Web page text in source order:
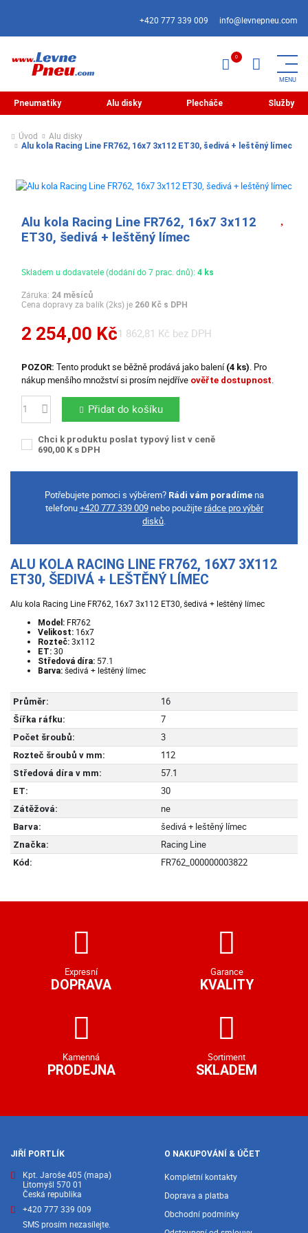
+420 777 339 009 info@levnepneu.com
Pneumatiky Alu disky Plecháče Služby
Úvod Alu disky
Alu kola Racing Line FR762, 16x7 3x112 ET30, šedivá + leštěný límec
Alu kola Racing Line FR762, 16x7 3x112
ET30, šedivá + leštěný límec
Skladem u dodavatele (dodání do 7 prac. dnů):4 ks
Záruka: 24 měsíců
Cena dopravy za balík (2ks) je 260 Kč s DPH
2 254,00 Kč1 862,81 Kč bez DPH
POZOR: Tento produkt se běžně prodává jako balení (4 ks). Pro
nákup menšího množství si prosím nejdříve ověřte dostupnost.
Počet Přidat do košíku
Chci k produktu poslat typový list v ceně
690,00 K s DPH
Potřebujete pomoci s výběrem? Rádi vám poradímena
telefonu+420 777 339 009nebo použijte rádce pro výběr
disků
ALU KOLA RACING LINE FR762, 16X7 3X112
ET30, ŠEDIVÁ + LEŠTĚNÝ LÍMEC
Alu kola Racing Line FR762, 16x7 3x112 ET30, šedivá + leštěný límec
Model: FR762
Velikost: 16x7
Rozteč: 3x112
ET: 30
Středová díra: 57.1
Barva: šedivá + leštěný límec
Průměr: 16
Šířka ráfku: 7
Počet šroubů: 3
Rozteč šroubů v mm: 112
Středová díra v mm: 57.1
ET: 30
Zátěžová: ne
Barva: šedivá + leštěný límec
Značka: Racing Line
Kód: FR762_000000003822
Expresní
DOPRAVA
Garance
KVALITY
Kamenná
PRODEJNA
Sortiment
SKLADEM
JIŘÍ PORTLÍK
Kpt. Jaroše 405(mapa)
Litomyšl 570 01
Česká republika
+420 777 339 009
SMS prosím nezasílejte.
O NAKUPOVÁNÍ & ÚČET
Kompletní kontakty
Doprava a platba
Obchodní podmínky